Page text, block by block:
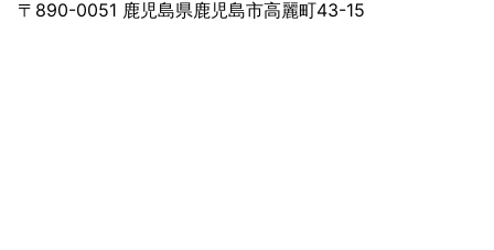
〒890-0051 鹿児島県鹿児島市高麗町43-15